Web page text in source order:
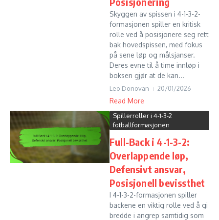
Skyggen av spissen i 4-1-3-2-
formasjonen spiller en kritisk
rolle ved å posisjonere seg rett
bak hovedspissen, med fokus
på sene løp og målsjanser.
Deres evne til å time innløp i
boksen gjør at de kan...
Leo Donovan 20/01/2026
Read More
Spillerroller i 4-1-3-2
fotballformasjonen
Full-Back i 4-1-3-2:
Overlappende løp,
Defensivt ansvar,
Posisjonell bevissthet
I 4-1-3-2-formasjonen spiller
backene en viktig rolle ved å gi
bredde i angrep samtidig som